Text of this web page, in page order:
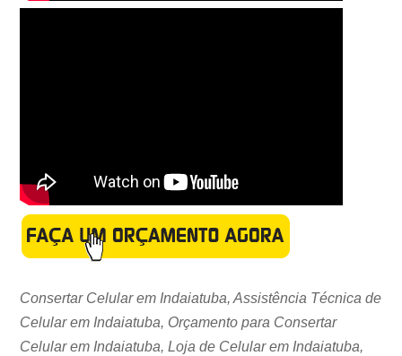
Consertar Celular em Indaiatuba, Assistência Técnica de
Celular em Indaiatuba, Orçamento para Consertar
Celular em Indaiatuba, Loja de Celular em Indaiatuba,